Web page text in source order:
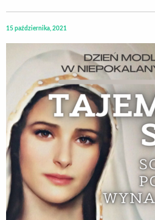
15 października, 2021